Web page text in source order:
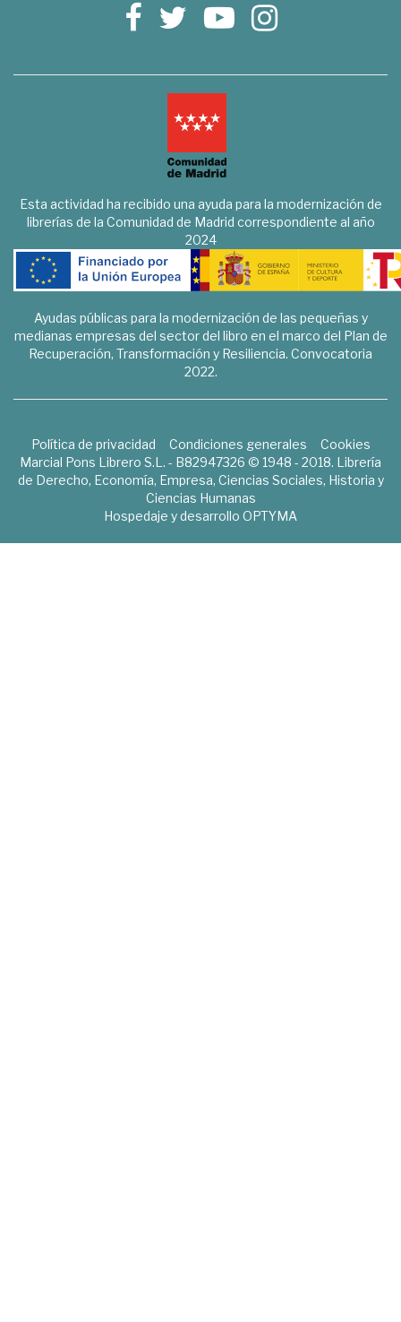
Esta actividad ha recibido una ayuda para la modernización de
librerías de la Comunidad de Madrid correspondiente al año
2024
Ayudas públicas para la modernización de las pequeñas y
medianas empresas del sector del libro en el marco del Plan de
Recuperación, Transformación y Resiliencia. Convocatoria
2022.
Política de privacidad Condiciones generales
Cookies
Marcial Pons Librero S.L. - B82947326 © 1948 - 2018. Librería
de Derecho, Economía, Empresa, Ciencias Sociales, Historia y
Ciencias Humanas
Hospedaje y desarrollo OPTYMA